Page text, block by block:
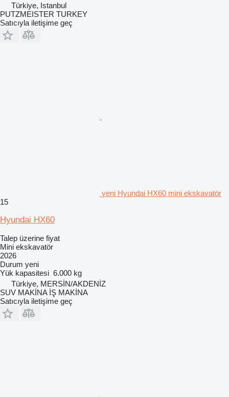
Türkiye, Istanbul
PUTZMEISTER TURKEY
Satıcıyla iletişime geç
yeni Hyundai HX60 mini ekskavatör
15
Hyundai HX60
Talep üzerine fiyat
Mini ekskavatör
2026
Durum yeni
Yük kapasitesi 6.000 kg
Türkiye, MERSİN/AKDENİZ
SUV MAKİNA İŞ MAKİNA
Satıcıyla iletişime geç